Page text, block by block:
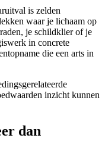
is zelden
waar je lichaam op
je schildklier of je
in concrete
die een arts in
inzicht kunnen
dan